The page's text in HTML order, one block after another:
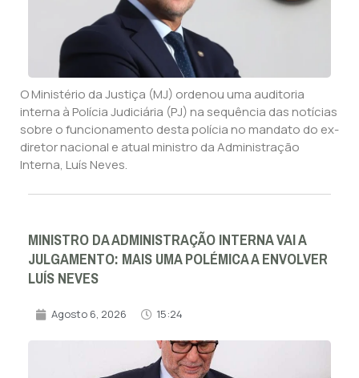
O Ministério da Justiça (MJ) ordenou uma auditoria
interna à Polícia Judiciária (PJ) na sequência das notícias
sobre o funcionamento desta polícia no mandato do ex-
diretor nacional e atual ministro da Administração
Interna, Luís Neves.
MINISTRO DA ADMINISTRAÇÃO INTERNA VAI A
JULGAMENTO: MAIS UMA POLÉMICA A ENVOLVER
LUÍS NEVES
Agosto 6, 2026 15:24